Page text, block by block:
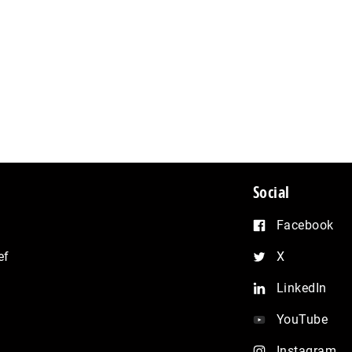
Social
Facebook
X
LinkedIn
YouTube